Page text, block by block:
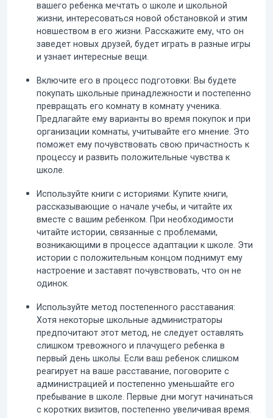
вашего ребенка мечтать о школе и школьной
жизни, интересоваться новой обстановкой и этим
новшеством в его жизни. Расскажите ему, что он
заведет новых друзей, будет играть в разные игры
и узнает интересные вещи.
Включите его в процесс подготовки: Вы будете
покупать школьные принадлежности и постепенно
превращать его комнату в комнату ученика.
Предлагайте ему варианты во время покупок и при
организации комнаты, учитывайте его мнение. Это
поможет ему почувствовать свою причастность к
процессу и развить положительные чувства к
школе.
Используйте книги с историями: Купите книги,
рассказывающие о начале учебы, и читайте их
вместе с вашим ребенком. При необходимости
читайте истории, связанные с проблемами,
возникающими в процессе адаптации к школе . Эти
истории с положительным концом поднимут ему
настроение и заставят почувствовать, что он не
одинок.
Используйте метод постепенного расставания:
Хотя некоторые школьные администраторы
предпочитают этот метод, не следует оставлять
слишком тревожного и плачущего ребенка в
первый день школы. Если ваш ребенок слишком
реагирует на ваше расставание, поговорите с
администрацией и постепенно уменьшайте его
пребывание в школе. Первые дни могут начинаться
с коротких визитов, постепенно увеличивая время.